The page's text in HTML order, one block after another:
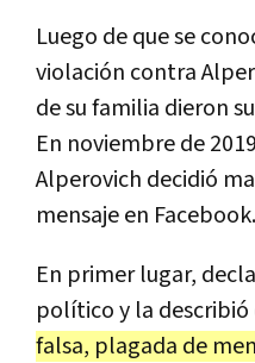
Luego de que se
violación contra
de su familia dieron
En noviembre de
Alperovich decidió
mensaje en Facebook.
En primer lugar,
político y la describió
falsa, plagada de